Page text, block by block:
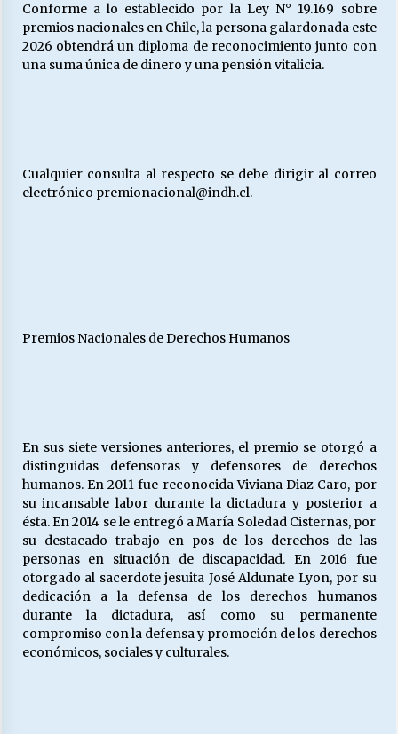
Conforme a lo establecido por la Ley N° 19.169 sobre
premios nacionales en Chile, la persona galardonada este
2026 obtendrá un diploma de reconocimiento junto con
una suma única de dinero y una pensión vitalicia.
Cualquier consulta al respecto se debe dirigir al correo
electrónico premionacional@indh.cl.
Premios Nacionales de Derechos Humanos
En sus siete versiones anteriores, el premio se otorgó a
distinguidas defensoras y defensores de derechos
humanos. En 2011 fue reconocida Viviana Diaz Caro, por
su incansable labor durante la dictadura y posterior a
ésta. En 2014 se le entregó a María Soledad Cisternas, por
su destacado trabajo en pos de los derechos de las
personas en situación de discapacidad. En 2016 fue
otorgado al sacerdote jesuita José Aldunate Lyon, por su
dedicación a la defensa de los derechos humanos
durante la dictadura, así como su permanente
compromiso con la defensa y promoción de los derechos
económicos, sociales y culturales.